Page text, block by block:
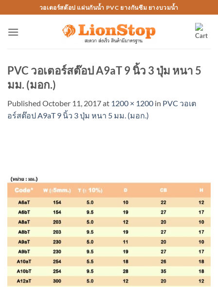
to
content
วอเตอร์สต๊อป แผ่นกันน้ำ PVC ยางกันซึม ยางบวมน้ำ
PVC วอเตอร์สต๊อป A9aT 9 นิ้ว 3 ปุ่ม หนา 5
มม. (มอก.)
Published October 11, 2017at 1200 × 1200 in PVC วอเต
อร์สต๊อป A9aT 9 นิ้ว 3 ปุ่ม หนา 5 มม. (มอก.)